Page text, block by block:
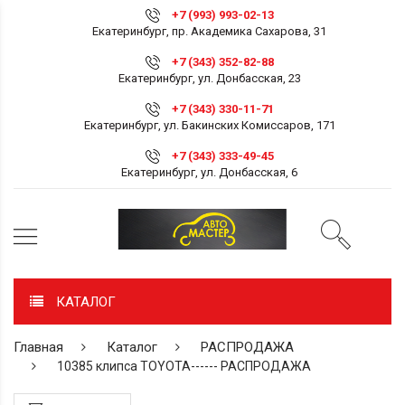
+7 (993) 993-02-13
Екатеринбург, пр. Академика Сахарова, 31
+7 (343) 352-82-88
Екатеринбург, ул. Донбасская, 23
+7 (343) 330-11-71
Екатеринбург, ул. Бакинских Комиссаров, 171
+7 (343) 333-49-45
Екатеринбург, ул. Донбасская, 6
КАТАЛОГ
Главная Каталог РАСПРОДАЖА
10385 клипса TOYOTA------ РАСПРОДАЖА